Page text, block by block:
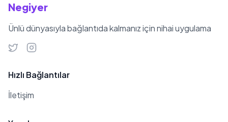
Negiyer
Ünlü dünyasıyla bağlantıda kalmanız için nihai uygulama
Hızlı Bağlantılar
İletişim